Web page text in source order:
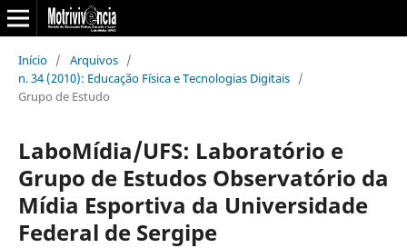
Início / Arquivos /
n. 34 (2010): Educação Física e Tecnologias Digitais /
Grupo de Estudo
LaboMídia/UFS: Laboratório e
Grupo de Estudos Observatório da
Mídia Esportiva da Universidade
Federal de Sergipe